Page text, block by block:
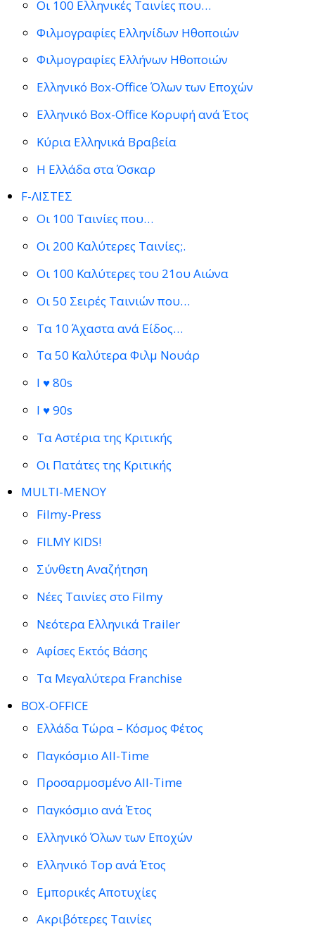
Οι 100 Ελληνικές Ταινίες που…
Φιλμογραφίες Ελληνίδων Ηθοποιών
Φιλμογραφίες Ελλήνων Ηθοποιών
Ελληνικό Box-Office Όλων των Εποχών
Ελληνικό Box-Office Κορυφή ανά Έτος
Κύρια Ελληνικά Βραβεία
Η Ελλάδα στα Όσκαρ
F-ΛΙΣΤΕΣ
Οι 100 Ταινίες που…
Οι 200 Καλύτερες Ταινίες;.
Οι 100 Καλύτερες του 21ου Αιώνα
Οι 50 Σειρές Ταινιών που…
Τα 10 Άχαστα ανά Είδος…
Τα 50 Καλύτερα Φιλμ Νουάρ
I ♥ 80s
I ♥ 90s
Τα Αστέρια της Κριτικής
Οι Πατάτες της Κριτικής
MULTI-ΜΕΝΟΥ
Filmy-Press
FILMY KIDS!
Σύνθετη Αναζήτηση
Νέες Ταινίες στο Filmy
Νεότερα Ελληνικά Trailer
Αφίσες Εκτός Βάσης
Τα Μεγαλύτερα Franchise
BOX-OFFICE
Ελλάδα Τώρα – Κόσμος Φέτος
Παγκόσμιο All-Time
Προσαρμοσμένο All-Time
Παγκόσμιο ανά Έτος
Ελληνικό Όλων των Εποχών
Ελληνικό Top ανά Έτος
Εμπορικές Αποτυχίες
Ακριβότερες Ταινίες